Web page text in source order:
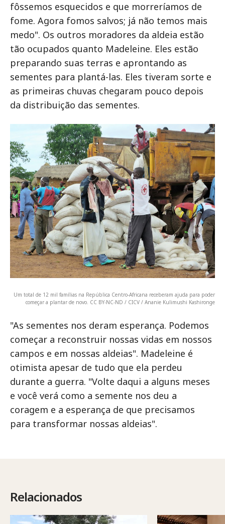
fôssemos esquecidos e que morreríamos de
fome. Agora fomos salvos; já não temos mais
medo". Os outros moradores da aldeia estão
tão ocupados quanto Madeleine. Eles estão
preparando suas terras e aprontando as
sementes para plantá-las. Eles tiveram sorte e
as primeiras chuvas chegaram pouco depois
da distribuição das sementes.
Um total de 12 mil famílias na República Centro-Africana receberam ajuda para poder
começar a plantar de novo. CC BY-NC-ND / CICV / Ananie Kulimushi Kashironge
"As sementes nos deram esperança. Podemos
começar a reconstruir nossas vidas em nossos
campos e em nossas aldeias". Madeleine é
otimista apesar de tudo que ela perdeu
durante a guerra. "Volte daqui a alguns meses
e você verá como a semente nos deu a
coragem e a esperança de que precisamos
para transformar nossas aldeias".
Relacionados